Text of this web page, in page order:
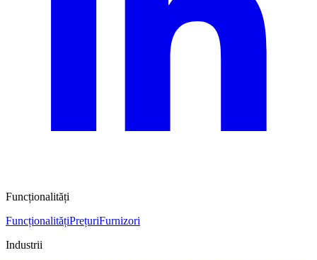
Funcționalități
FuncționalitățiPrețuriFurnizori
Industrii